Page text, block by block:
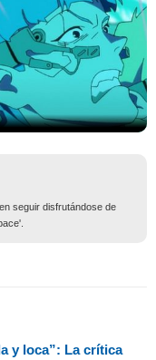
seguir disfrutándose de
y loca”: La crítica